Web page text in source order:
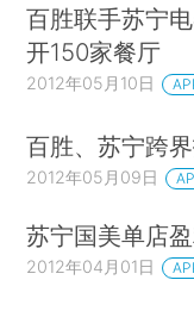
百胜联手苏宁
开150家餐厅
2012年05月10日
百胜、苏宁跨
2012年05月09日
苏宁国美单店
2012年04月01日